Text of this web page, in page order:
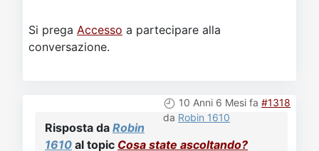
Si prega Accesso a partecipare alla
conversazione.
10 Anni 6 Mesi fa #1318
da Robin 1610
Risposta da Robin
1610 al topic Cosa state ascoltando?